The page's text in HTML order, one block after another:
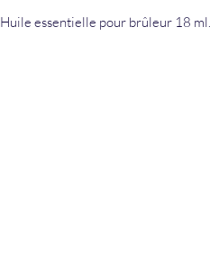
Huile essentielle pour brûleur 18 ml.